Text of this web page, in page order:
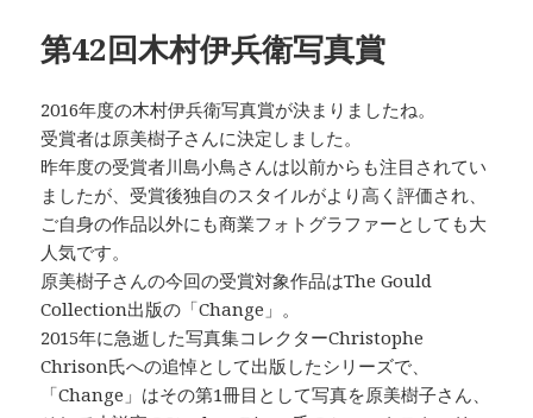
第42回木村伊兵衛写真賞
2016年度の木村伊兵衛写真賞が決まりましたね。
受賞者は原美樹子さんに決定しました。
昨年度の受賞者川島小鳥さんは以前からも注目されてい
ましたが、受賞後独自のスタイルがより高く評価され、
ご自身の作品以外にも商業フォトグラファーとしても大
人気です。
原美樹子さんの今回の受賞対象作品はThe Gould
Collection出版の「Change」。
2015年に急逝した写真集コレクターChristophe
Chrison氏への追悼として出版したシリーズで、
「Change」はその第1冊目として写真を原美樹子さん、